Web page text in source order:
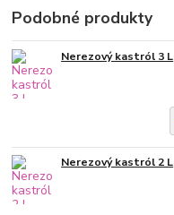
Podobné produkty
Nerezový kastról 3 L
Nerezový kastról 2 L